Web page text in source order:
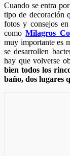
Cuando se entra
tipo de decoración
fotos y consejos
comoMilagros
muy importante es
se desarrollen
hay que volverse
bien todos los
baño, dos lugares